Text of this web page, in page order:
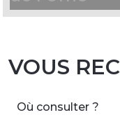
VOUS
Où consulter ?